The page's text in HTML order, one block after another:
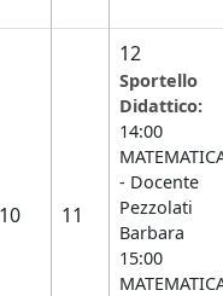
10 11
12
Sportello
Didattico:
14:00
- Docente
Pezzolati
Barbara
15:00